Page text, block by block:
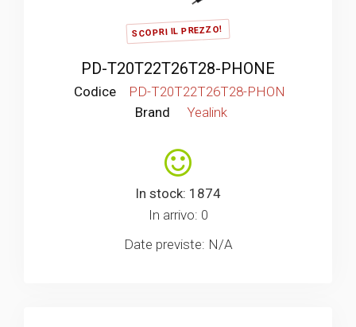
SCOPRI IL PREZZO!
PD-T20T22T26T28-PHONE
Codice
PD-T20T22T26T28-PHON
Brand
Yealink
In stock: 1874
In arrivo: 0
Date previste: N/A